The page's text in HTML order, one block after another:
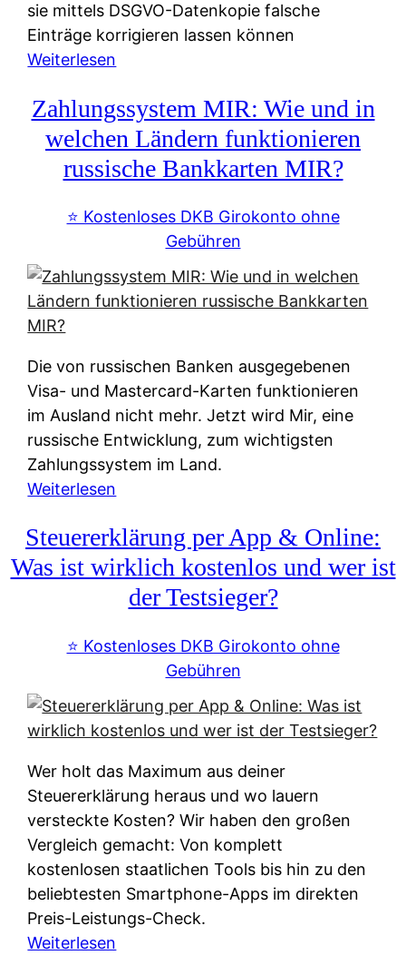
sie mittels DSGVO-Datenkopie falsche
Einträge korrigieren lassen können
Weiterlesen
c
h
u
f
-
l
t
n
a
t
i
v
e
&
f
r
e
u
s
u
n
f
t
e
i
e
Zahlungssystem MIR: Wie und in
welchen Ländern funktionieren
russische Bankkarten MIR?
⭐️ Kostenloses DKB Girokonto ohne
Gebühren
Die von russischen Banken ausgegebenen
Visa- und Mastercard-Karten funktionieren
im Ausland nicht mehr. Jetzt wird Mir, eine
russische Entwicklung, zum wichtigsten
Zahlungssystem im Land.
Weiterlesen
a
h
g
s
y
t
e
m
M
I
R
:
W
Steuererklärung per App & Online:
Was ist wirklich kostenlos und wer ist
der Testsieger?
⭐️ Kostenloses DKB Girokonto ohne
Gebühren
Wer holt das Maximum aus deiner
Steuererklärung heraus und wo lauern
versteckte Kosten? Wir haben den großen
Vergleich gemacht: Von komplett
kostenlosen staatlichen Tools bis hin zu den
beliebtesten Smartphone-Apps im direkten
Preis-Leistungs-Check.
Weiterlesen